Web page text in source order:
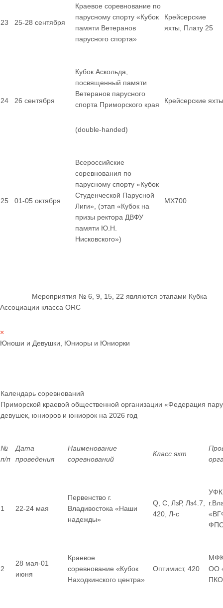
23 25-28 сентября
Краевое соревнование по
парусному спорту «Кубок
памяти Ветеранов
парусного спорта»
Крейсерские
яхты, Плату 25
24 26 сентября
Кубок Аскольда,
посвященный памяти
Ветеранов парусного
спорта Приморского края
(double-handed)
Крейсерские яхты
25 01-05 октября
Всероссийские
соревнования по
парусному спорту «Кубок
Студенческой Парусной
Лиги», (этап «Кубок на
призы ректора ДВФУ
памяти Ю.Н.
Нисковского»)
MX700
Мероприятия № 6, 9, 15, 22 являются этапами Кубка
Ассоциации класса ORC
×
Юноши и Девушки, Юниоры и Юниорки
Календарь соревнований
Приморской краевой общественной организации «Федерация
девушек, юниоров и юниорок на 2026 год
№
п/п
Дата
проведения
Наименование
соревнований
Класс яхт
1 22-24 мая
Первенство г.
Владивостока «Наши
надежды»
Q, С, ЛзР, Лз4.7,
420, Л-с
2
28 мая-01
июня
Краевое
соревнование «Кубок
Находкинского центра»
Оптимист, 420
ОО